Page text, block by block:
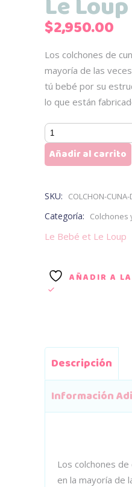
Le Loup
$2,950.00
Los colchones de
mayoría de las
tú bebé por su
lo que están
Colchón
Cuna
de
Le
Le
cantidad
Añadir al carrito
SKU: COLCHON-CUNA-
Categoría: Colchones
Le Bebé et Le Loup
AÑADIR A
Descripción
Información
Los colchones
en la mayoría de